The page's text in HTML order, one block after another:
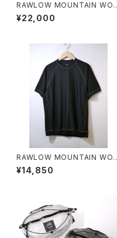
RAWLOW MOUNTAIN WOR
KS / HIKER GURKHA PANTS
¥22,000
RAWLOW MOUNTAIN WOR
KS / DAD LITE CREW
¥14,850